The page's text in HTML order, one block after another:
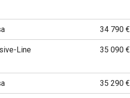
34 790 €
Line 35 090 €
35 290 €